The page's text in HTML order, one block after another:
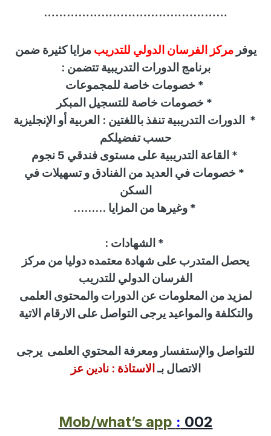
…………………………………………
يوفر مركز الفرسان الدولي للتدريب مزايا كثيرة ضمن
برنامج الدورات التدريبية تتضمن :
* خصومات خاصة للمجموعات
* خصومات خاصة للتسجيل المبكر
*
الدورات التدريبية تنفذ باللغتين : العربية أو الإنجليزية
حسب تفضيلكم
*
القاعة التدريبية على مستوى فندقي 5 نجوم
* خصومات في العديد من الفنادق و تسهيلات في
السكن
* وغيرها من المزايا .........
* الشهادات
يحصل المتدرب على شهادة معتمده دوليا من مركز
الفرسان الدولي للتدريب
لمزيد من المعلومات عن الدورات والمحتوى العلمى
والتكلفة والمواعيد يرجى التواصل على الارقام الاتية
للتواصل والإستفسار ومعرفة المحتوي العلمى
يرجى
الاتصال بـالاستاذة : نادين عز
Mob/what’s app: 002